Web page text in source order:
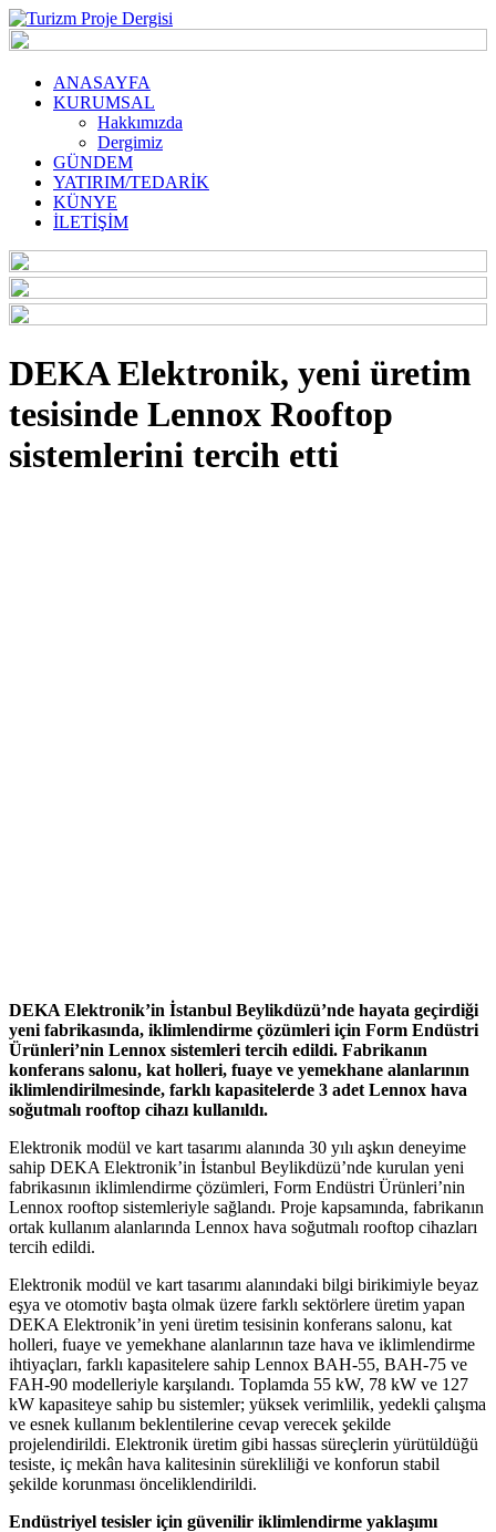
ANASAYFA
KURUMSAL
Hakkımızda
Dergimiz
GÜNDEM
YATIRIM/TEDARİK
KÜNYE
İLETİŞİM
DEKA Elektronik, yeni üretim
tesisinde Lennox Rooftop
sistemlerini tercih etti
DEKA Elektronik’in İstanbul Beylikdüzü’nde hayata geçirdiği
yeni fabrikasında, iklimlendirme çözümleri için Form Endüstri
Ürünleri’nin Lennox sistemleri tercih edildi. Fabrikanın
konferans salonu, kat holleri, fuaye ve yemekhane alanlarının
iklimlendirilmesinde, farklı kapasitelerde 3 adet Lennox hava
soğutmalı rooftop cihazı kullanıldı.
Elektronik modül ve kart tasarımı alanında 30 yılı aşkın deneyime
sahip DEKA Elektronik’in İstanbul Beylikdüzü’nde kurulan yeni
fabrikasının iklimlendirme çözümleri, Form Endüstri Ürünleri’nin
Lennox rooftop sistemleriyle sağlandı. Proje kapsamında, fabrikanın
ortak kullanım alanlarında Lennox hava soğutmalı rooftop cihazları
tercih edildi.
Elektronik modül ve kart tasarımı alanındaki bilgi birikimiyle beyaz
eşya ve otomotiv başta olmak üzere farklı sektörlere üretim yapan
DEKA Elektronik’in yeni üretim tesisinin konferans salonu, kat
holleri, fuaye ve yemekhane alanlarının taze hava ve iklimlendirme
ihtiyaçları, farklı kapasitelere sahip Lennox BAH-55, BAH-75 ve
FAH-90 modelleriyle karşılandı. Toplamda 55 kW, 78 kW ve 127
kW kapasiteye sahip bu sistemler; yüksek verimlilik, yedekli çalışma
ve esnek kullanım beklentilerine cevap verecek şekilde
projelendirildi. Elektronik üretim gibi hassas süreçlerin yürütüldüğü
tesiste, iç mekân hava kalitesinin sürekliliği ve konforun stabil
şekilde korunması önceliklendirildi.
Endüstriyel tesisler için güvenilir iklimlendirme yaklaşımı